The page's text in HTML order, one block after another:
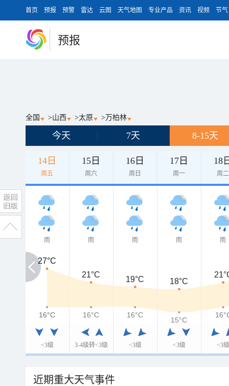
首页 预报 预警 雷达 云图 天气地图 专业产品 资讯 视频 节气
预报
全国 >山西 >太原 > 万柏林
今天 7天 8-15天
14日
周五
15日
周六
16日
周日
17日
周一
18
周二
雨
<3级
雨
3-4级转<3级
雨
<3级
雨
<3级
雨
<3级
27°C
27°C
21°C
19°C 18°C
16°C
16°C 16°C 16°C
15°C
近期重大天气事件